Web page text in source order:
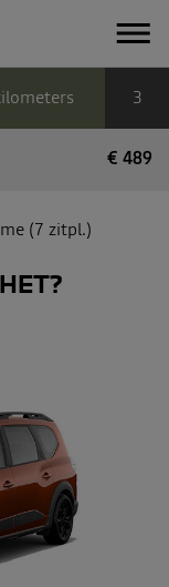
3
€ 489
(7 zitpl.)